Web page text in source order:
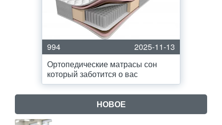
994
2025-11-13
Ортопедические матрасы сон
который заботится о вас
НОВОЕ